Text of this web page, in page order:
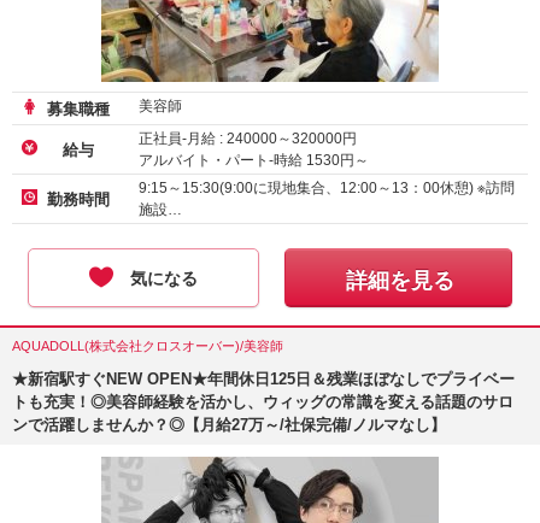
募集職種 美容師
給与
正社員-月給 : 240000～320000円
アルバイト・パート-時給 1530円～
アルバイト・パート-時給 :1226 ～1600円
勤務時間
9:15～15:30(9:00に現地集合、12:00～13：00休憩) ※訪問
施設…
気になる 詳細を見る
AQUADOLL(株式会社クロスオーバー)/美容師
★新宿駅すぐNEW OPEN★年間休日125日＆残業ほぼなしでプライベー
トも充実！◎美容師経験を活かし、ウィッグの常識を変える話題のサロ
ンで活躍しませんか？◎【月給27万～/社保完備/ノルマなし】